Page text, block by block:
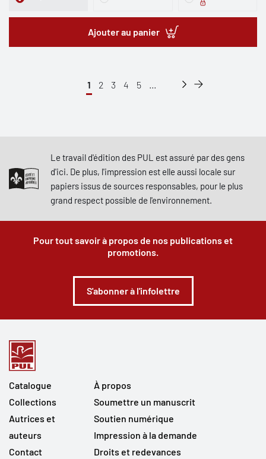
Ajouter au panier
1 2 3 4 5 ...
Le travail d'édition des PUL est assuré par des gens
d'ici. De plus, l'impression est elle aussi locale sur
papiers issus de sources responsables, pour le plus
grand respect possible de l'environnement.
Pour tout savoir à propos de nos publications et
promotions.
S'abonner à l'infolettre
Catalogue
Collections
Autrices et
auteurs
Contact
À propos
Soumettre un manuscrit
Soutien numérique
Impression à la demande
Droits et redevances